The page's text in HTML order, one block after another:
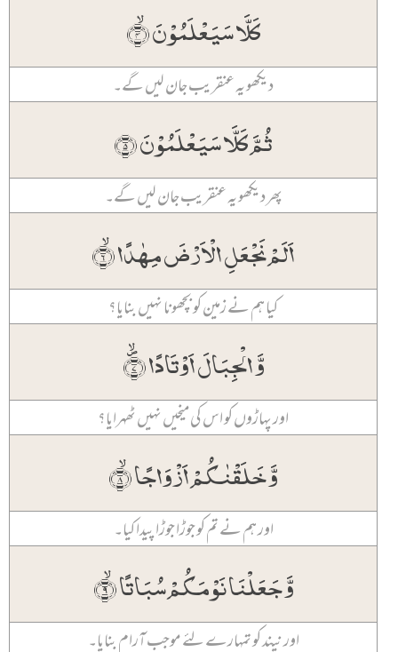
کَلَّا سَیَعۡلَمُوۡنَ ۙ﴿۴﴾
دیکھو یہ عنقریب جان لیں گے۔
ثُمَّ کَلَّا سَیَعۡلَمُوۡنَ ﴿۵﴾
پھر دیکھو یہ عنقریب جان لیں گے۔
اَلَمۡ نَجۡعَلِ الۡاَرۡضَ مِہٰدًا ۙ﴿۶﴾
کیا ہم نے زمین کو بچھونا نہیں بنایا؟
وَّ الۡجِبَالَ اَوۡتَادًا ﴿۪ۙ۷﴾
اور پہاڑوں کو اس کی میخیں نہیں ٹھہرایا؟
وَّ خَلَقۡنٰکُمۡ اَزۡوَاجًا ۙ﴿۸﴾
اور ہم نے تم کو جوڑا جوڑا پیدا کیا۔
وَّ جَعَلۡنَا نَوۡمَکُمۡ سُبَاتًا ۙ﴿۹﴾
اور نیند کو تمہارے لئے موجب آرام بنایا۔